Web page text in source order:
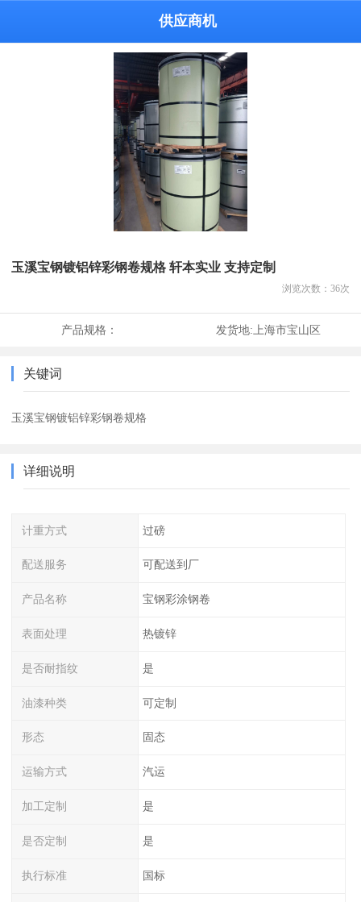
供应商机
玉溪宝钢镀铝锌彩钢卷规格 轩本实业 支持定制
浏览次数： 36次
产品规格： 发货地:上海市宝山区
关键词
玉溪宝钢镀铝锌彩钢卷规格
详细说明
计重方式 过磅
配送服务 可配送到厂
产品名称 宝钢彩涂钢卷
表面处理 热镀锌
是否耐指纹 是
油漆种类 可定制
形态 固态
运输方式 汽运
加工定制 是
是否定制 是
执行标准 国标